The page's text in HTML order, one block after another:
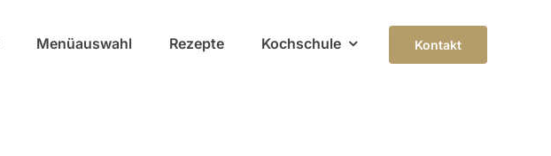
Menüauswahl Rezepte Kochschule Kontakt